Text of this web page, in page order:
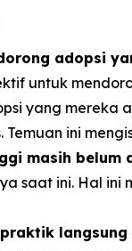
adopsi
untuk
yang
ini
masih
saat ini. Hal